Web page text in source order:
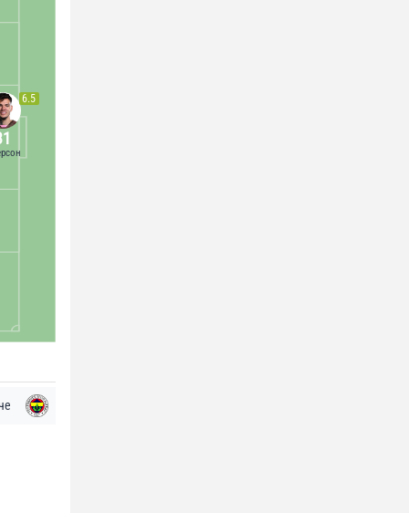
6.5